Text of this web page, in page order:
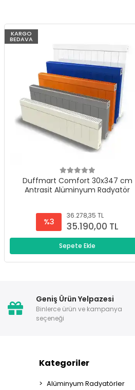
KARGO
BEDAVA
Duffmart Comfort 30x347 cm
Antrasit Alüminyum Radyatör
%3
36.278,35 TL
35.190,00 TL
Sepete Ekle
Geniş Ürün Yelpazesi
Binlerce ürün ve kampanya
seçeneği
Kategoriler
Alüminyum Radyatörler